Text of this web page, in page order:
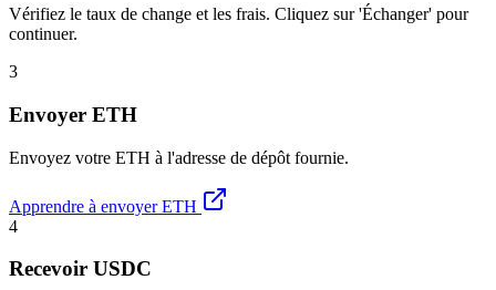
Vérifiez le taux de change et les frais. Cliquez sur 'Échanger' pour
continuer.
3
Envoyer ETH
Envoyez votre ETH à l'adresse de dépôt fournie.
Apprendre à envoyer ETH
4
Recevoir USDC